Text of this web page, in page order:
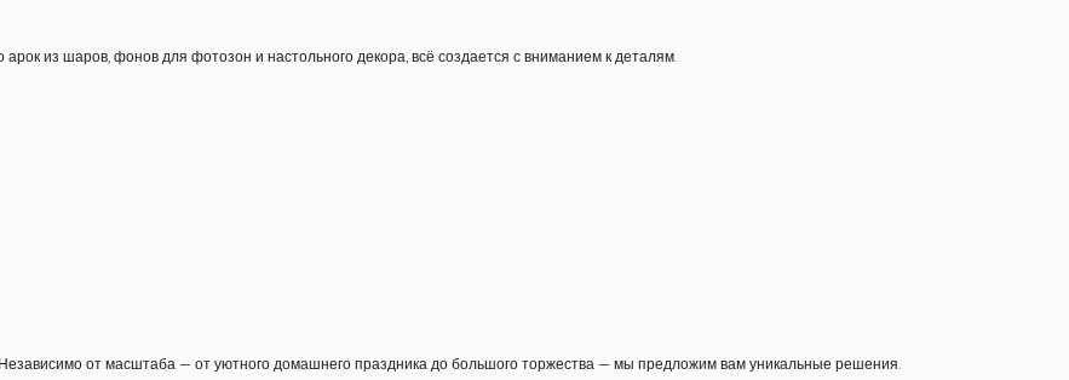
из шаров, фонов для фотозон и настольного декора, всё создается с вниманием к деталям.
от масштаба — от уютного домашнего праздника до большого торжества — мы предложим вам уникальные решения.